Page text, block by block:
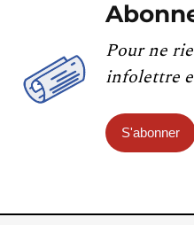
Pour ne
infolettre
S'abonner